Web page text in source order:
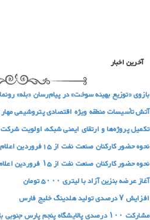
آخرین اخبار
بازوی «توزیع بهینه سوخت» در پیام‌رسان «بله»
آتش تأسیسات منطقه ویژه اقتصادی پتروشیمی
تکمیل پروژه‌ها و ارتقای ایمنی شبکه، اولویت
نحوه حضور کارکنان صنعت نفت از 15فروردین اعلام شد
نحوه حضور کارکنان صنعت نفت از ۱۵ فروردین اعلام شد
آغاز عرضه بنزین آزاد با لیتری ۵۰۰۰ تومان
افزایش ۷ درصدی تولید هلدینگ خلیج فارس
مشارکت ۱۰۰ درصدی پالایشگاه پنجم پارس جنوبی با دانش‌بنیان‌ها